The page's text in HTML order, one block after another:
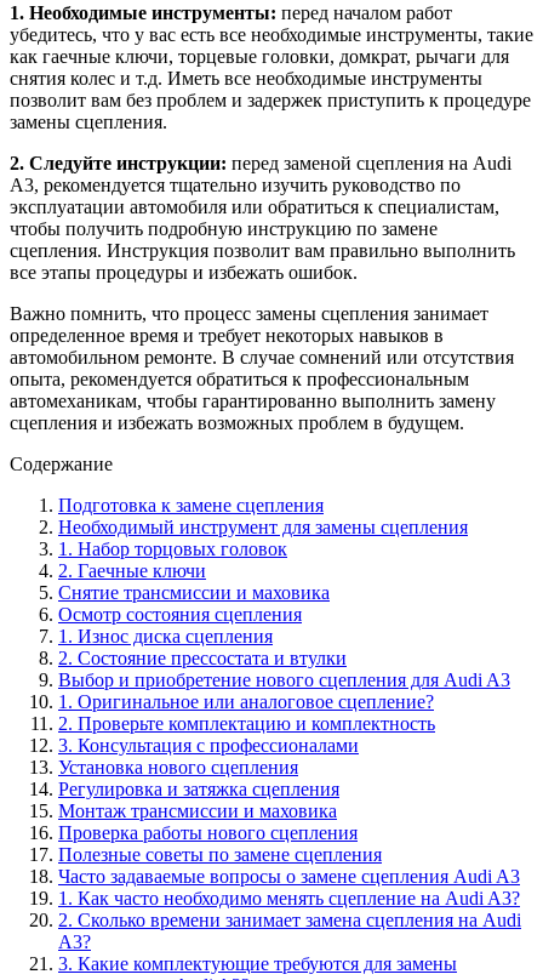
1. Необходимые инструменты: перед началом работ
убедитесь, что у вас есть все необходимые инструменты, такие
как гаечные ключи, торцевые головки, домкрат, рычаги для
снятия колес и т.д. Иметь все необходимые инструменты
позволит вам без проблем и задержек приступить к процедуре
замены сцепления.
2. Следуйте инструкции: перед заменой сцепления на Audi
A3, рекомендуется тщательно изучить руководство по
эксплуатации автомобиля или обратиться к специалистам,
чтобы получить подробную инструкцию по замене
сцепления. Инструкция позволит вам правильно выполнить
все этапы процедуры и избежать ошибок.
Важно помнить, что процесс замены сцепления занимает
определенное время и требует некоторых навыков в
автомобильном ремонте. В случае сомнений или отсутствия
опыта, рекомендуется обратиться к профессиональным
автомеханикам, чтобы гарантированно выполнить замену
сцепления и избежать возможных проблем в будущем.
Содержание
Подготовка к замене сцепления
Необходимый инструмент для замены сцепления
1. Набор торцовых головок
2. Гаечные ключи
Снятие трансмиссии и маховика
Осмотр состояния сцепления
1. Износ диска сцепления
2. Состояние прессостата и втулки
Выбор и приобретение нового сцепления для Audi A3
1. Оригинальное или аналоговое сцепление?
2. Проверьте комплектацию и комплектность
3. Консультация с профессионалами
Установка нового сцепления
Регулировка и затяжка сцепления
Монтаж трансмиссии и маховика
Проверка работы нового сцепления
Полезные советы по замене сцепления
Часто задаваемые вопросы о замене сцепления Audi A3
1. Как часто необходимо менять сцепление на Audi A3?
2. Сколько времени занимает замена сцепления на Audi
A3?
3. Какие комплектующие требуются для замены